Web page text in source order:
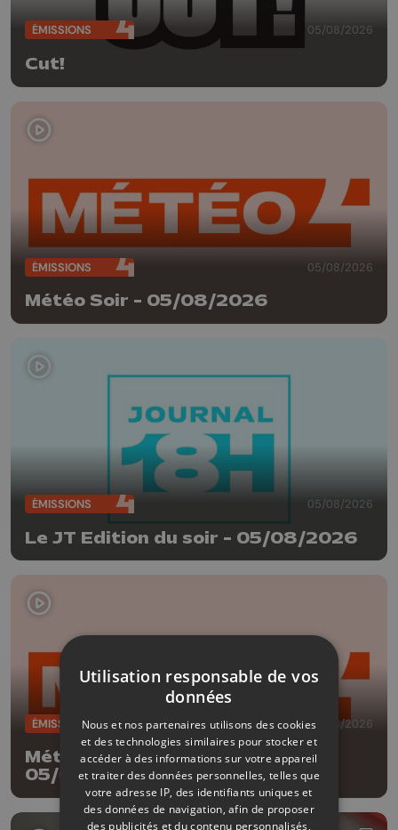
ÉMISSIONS 05/08/2026
Cut!
ÉMISSIONS 05/08/2026
Météo Soir - 05/08/2026
ÉMISSIONS 05/08/2026
Le JT Edition du soir - 05/08/2026
ÉMISSIONS 05/08/2026
Météo Edition de la mi-journée -
05/08/2026
Utilisation responsable de vos
données
Nous et nos partenaires utilisons des cookies
et des technologies similaires pour stocker et
accéder à des informations sur votre appareil
et traiter des données personnelles, telles que
votre adresse IP, des identifiants uniques et
des données de navigation, afin de proposer
des publicités et du contenu personnalisés,